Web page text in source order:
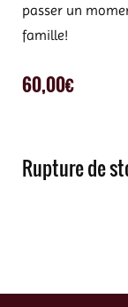
passer un
famille!
60,00€
Rupture de